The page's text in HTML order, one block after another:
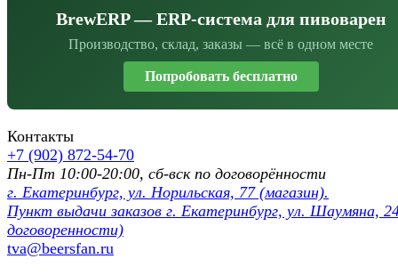
BrewERP — ERP-система для пивоварен
Производство, склад, заказы — всё в одном месте
Попробовать бесплатно
Контакты
+7 (902) 872-54-70
Пн-Пт 10:00-20:00, сб-вск по договорённости
г. Екатеринбург, ул. Норильская, 77 (магазин).
Пункт выдачи заказов г. Екатеринбург, ул. Шаумяна,
договоренности)
tva@beersfan.ru